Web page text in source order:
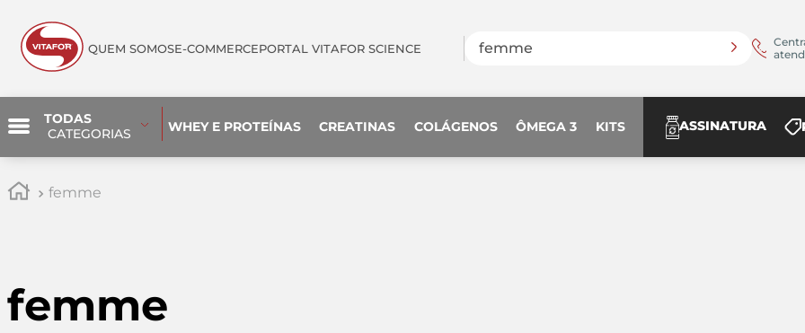
QUEM SOMOSE-COMMERCEPORTAL VITAFOR SCIENCE
Encontre produtos
TODAS
CATEGORIAS
WHEY E PROTEÍNAS CREATINAS COLÁGENOS ÔMEGA 3 KITS ASSINATURA
femme
femme